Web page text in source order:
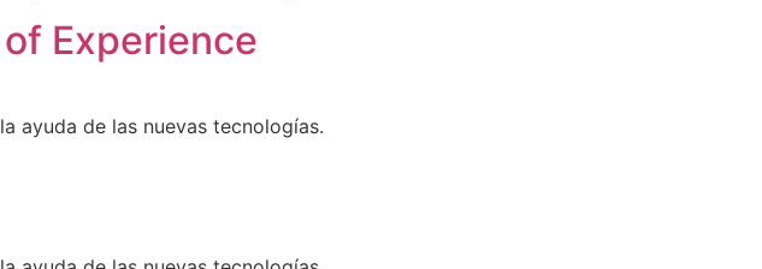
Experience
ayuda de las nuevas tecnologías.